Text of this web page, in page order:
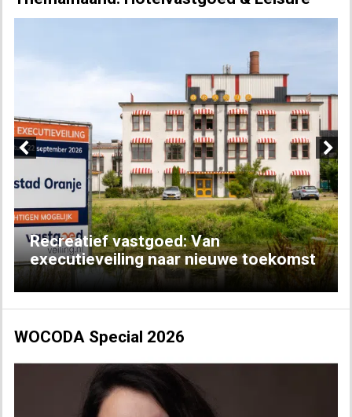
Recreatief vastgoed: Van
executieveiling naar nieuwe toekomst
Next
WOCODA Special 2026